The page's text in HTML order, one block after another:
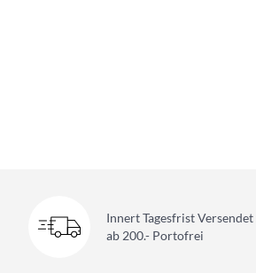
Innert Tagesfrist Versendet
ab 200.- Portofrei